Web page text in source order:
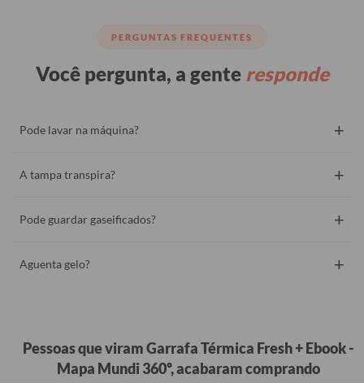
PERGUNTAS FREQUENTES
Você pergunta, a gente responde
Pode lavar na máquina? +
A tampa transpira? +
Pode guardar gaseificados? +
Aguenta gelo? +
Pessoas que viram Garrafa Térmica Fresh + Ebook -
Mapa Mundi 360º, acabaram comprando